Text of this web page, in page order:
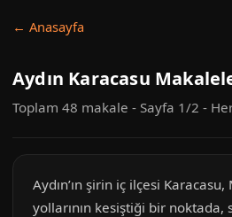
← Anasayfa
Aydın Karacasu
Toplam 48 makale - Sayfa 1/2 -
Aydın’ın şirin iç ilçesi
yollarının kesiştiği bir noktada,